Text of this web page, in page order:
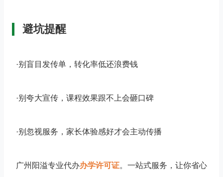
避坑提醒
·别盲目发传单，转化率低还浪费钱​
·别夸大宣传，课程效果跟不上会砸口碑​
·别忽视服务，家长体验感好才会主动传播
广州阳溢专业代办办学许可证。一站式服务，让你省心